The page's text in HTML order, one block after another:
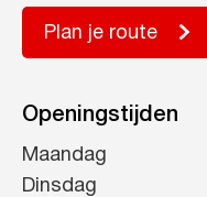
Plan je route
Openingstijden
Maandag
Dinsdag